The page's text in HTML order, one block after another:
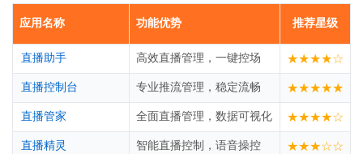
应用名称 功能优势 推荐星级
直播助手 高效直播管理，一键控场 ★★★★☆
直播控制台 专业推流管理，稳定流畅 ★★★★★
直播管家 全面直播管理，数据可视化 ★★★★☆
直播精灵 智能直播控制，语音操控 ★★★☆☆